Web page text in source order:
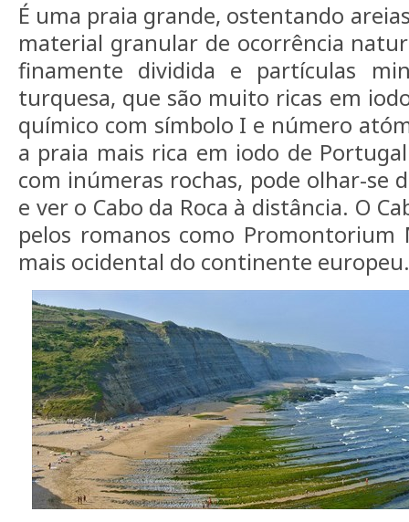
É uma praia grande, ostentando
material granular de ocorrência
finamente dividida e partículas
turquesa, que são muito ricas em
químico com símbolo I e número
a praia mais rica em iodo de
com inúmeras rochas, pode olhar-se
e ver o Cabo da Roca à distância. O
pelos romanos como Promontorium
mais ocidental do continente europeu.